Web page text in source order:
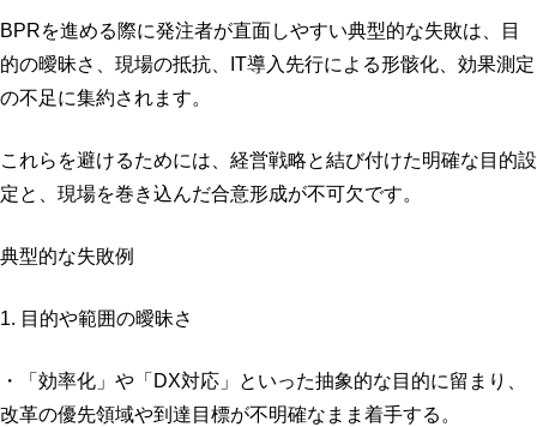
BPRを進める際に発注者が直面しやすい典型的な失敗は、目
的の曖昧さ、現場の抵抗、IT導入先行による形骸化、効果測定
の不足に集約されます。
これらを避けるためには、経営戦略と結び付けた明確な目的設
定と、現場を巻き込んだ合意形成が不可欠です。
典型的な失敗例
1. 目的や範囲の曖昧さ
・「効率化」や「DX対応」といった抽象的な目的に留まり、
改革の優先領域や到達目標が不明確なまま着手する。